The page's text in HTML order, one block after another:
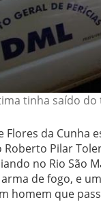
tinha saído do
Flores da
Roberto Pilar
no Rio São
de fogo, e
homem que